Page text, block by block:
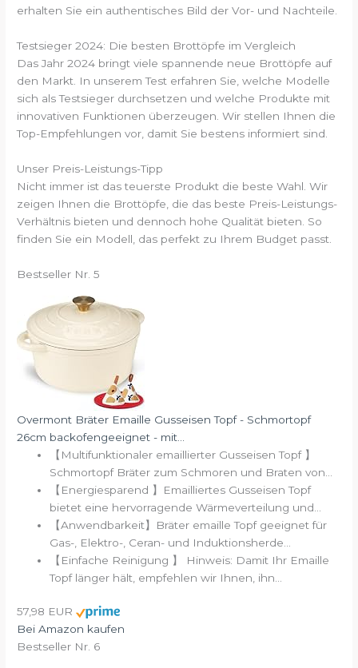
erhalten Sie ein authentisches Bild der Vor- und Nachteile.
Testsieger 2024: Die besten Brottöpfe im Vergleich
Das Jahr 2024 bringt viele spannende neue Brottöpfe auf
den Markt. In unserem Test erfahren Sie, welche Modelle
sich als Testsieger durchsetzen und welche Produkte mit
innovativen Funktionen überzeugen. Wir stellen Ihnen die
Top-Empfehlungen vor, damit Sie bestens informiert sind.
Unser Preis-Leistungs-Tipp
Nicht immer ist das teuerste Produkt die beste Wahl. Wir
zeigen Ihnen die Brottöpfe, die das beste Preis-Leistungs-
Verhältnis bieten und dennoch hohe Qualität bieten. So
finden Sie ein Modell, das perfekt zu Ihrem Budget passt.
Bestseller Nr. 5
Overmont Bräter Emaille Gusseisen Topf - Schmortopf
26cm backofengeeignet - mit...
【Multifunktionaler emaillierter Gusseisen Topf 】
Schmortopf Bräter zum Schmoren und Braten von...
【Energiesparend 】Emailliertes Gusseisen Topf
bietet eine hervorragende Wärmeverteilung und...
【Anwendbarkeit】Bräter emaille Topf geeignet für
Gas-, Elektro-, Ceran- und Induktionsherde...
【Einfache Reinigung 】 Hinweis: Damit Ihr Emaille
Topf länger hält, empfehlen wir Ihnen, ihn...
57,98 EUR
Bei Amazon kaufen
Bestseller Nr. 6